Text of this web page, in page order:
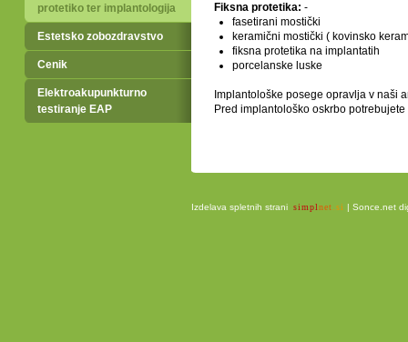
protetiko ter implantologija
Estetsko zobozdravstvo
Cenik
Elektroakupunkturno
testiranje EAP
Fiksna protetika: -
fasetirani mostički
keramični mostički ( kovinsko
fiksna protetika na implantatih
porcelanske luske
Implantološke posege opravlja v naši
Pred implantološko oskrbo
Izdelava spletnih strani simplnet .si | Sonce.net